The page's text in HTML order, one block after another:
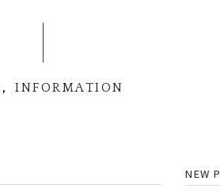
,INFORMATION
NEW